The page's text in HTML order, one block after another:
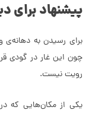
پیشنهاد برای
برای رسیدن به دهانه‌ی
رویت نیست.
یکی از مکان‌هایی که